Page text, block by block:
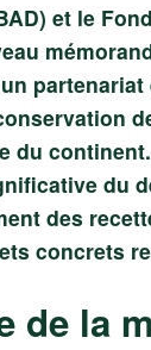
et le
du
du
des
concrets
de la